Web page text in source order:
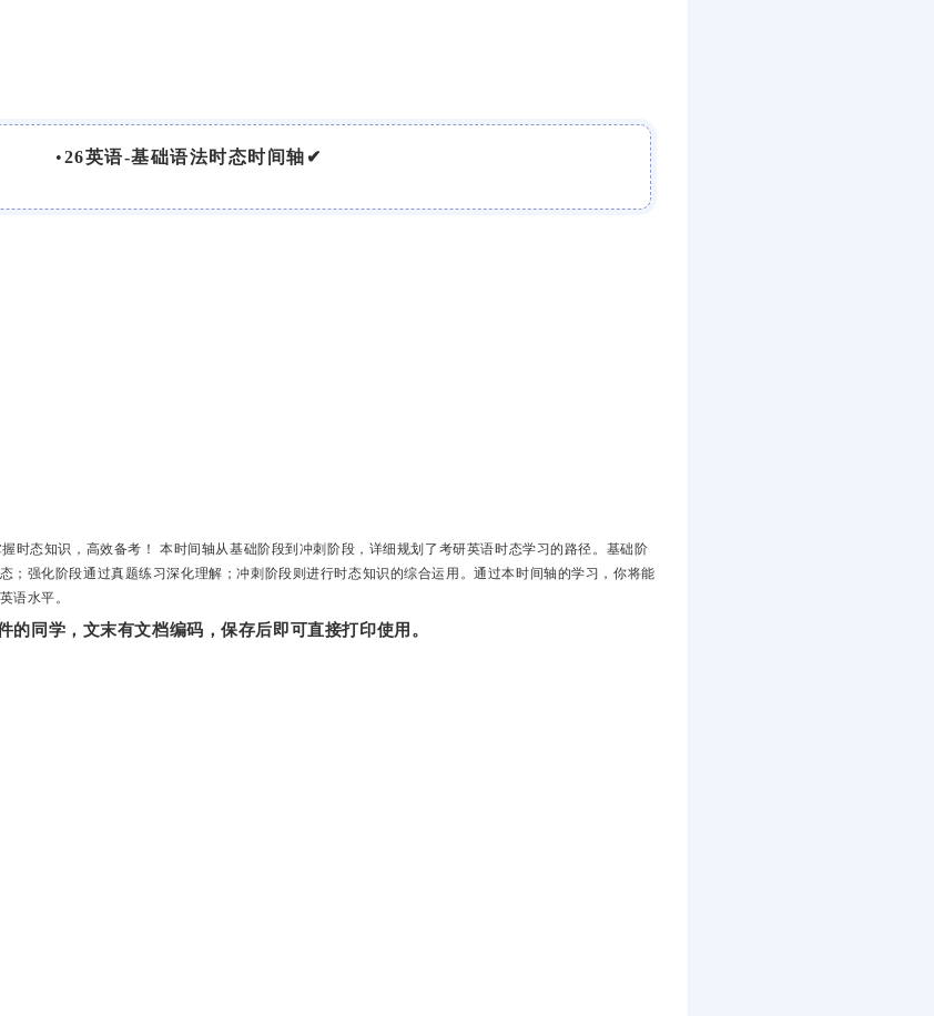
•26英语-基础语法时态时间轴✔
时态知识，高效备考！‌ 本时间轴从基础阶段到冲刺阶段，详细规划了考研英语时态学习的路径。基础阶
；强化阶段通过真题练习深化理解；冲刺阶段则进行时态知识的综合运用。通过本时间轴的学习，你将能
语水平。
的同学，文末有文档编码，保存后即可直接打印使用。